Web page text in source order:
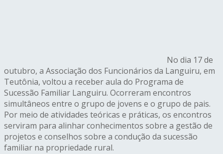
No dia 17 de
outubro, a Associação dos Funcionários da Languiru, em
Teutônia, voltou a receber aula do Programa de
Sucessão Familiar Languiru. Ocorreram encontros
simultâneos entre o grupo de jovens e o grupo de pais.
Por meio de atividades teóricas e práticas, os encontros
serviram para alinhar conhecimentos sobre a gestão de
projetos e conselhos sobre a condução da sucessão
familiar na propriedade rural.